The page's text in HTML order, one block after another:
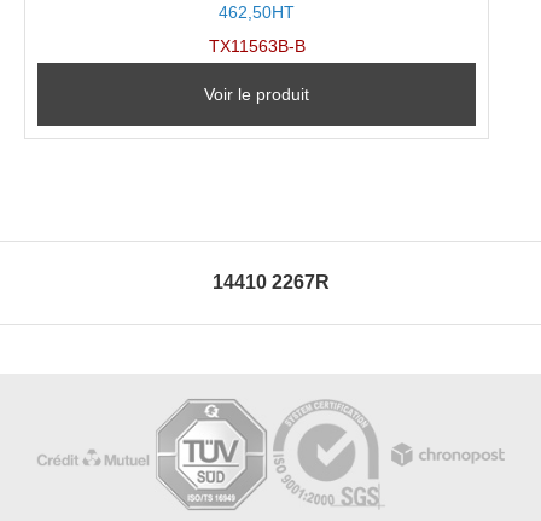
462,50HT
TX11563B-B
Voir le produit
14410 2267R